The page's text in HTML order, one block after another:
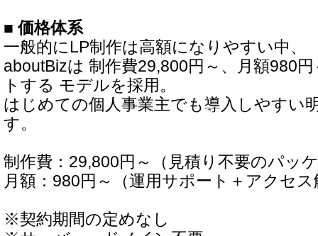
■ 価格体系
一般的にLP制作は高額になりやすい中、
aboutBizは 制作費29,800円～、月額980
トする モデルを採用。
はじめての個人事業主でも導入しやすい
す。
制作費：29,800円～（見積り不要のパッ
月額：980円～（運用サポート＋アクセ
※契約期間の定めなし